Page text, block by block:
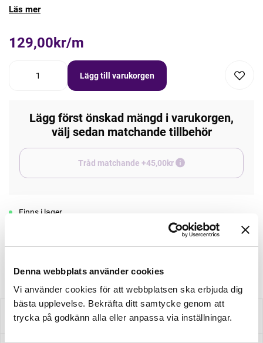
Denna webbplats använder cookies
Vi använder cookies för att webbplatsen ska erbjuda dig
bästa upplevelse. Bekräfta ditt samtycke genom att
trycka på godkänn alla eller anpassa via inställningar.
Läs mer
129,00kr/m
Lägg till varukorgen
Lägg först önskad mängd i varukorgen,
välj sedan matchande tillbehör
Tråd matchande +45,00kr
Finns i lager
Beskrivning